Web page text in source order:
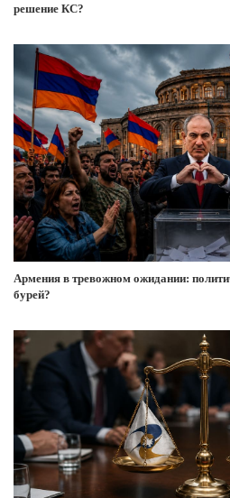
решение КС?
Армения в тревожном ожидании:
бурей?